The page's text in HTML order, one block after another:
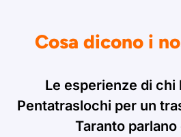
Cosa dicono i
Le esperienze di chi
Pentatraslochi per un
Taranto parlano